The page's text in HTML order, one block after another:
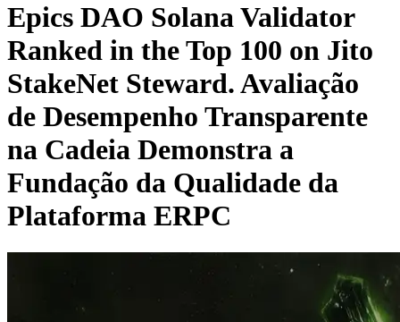
Epics DAO Solana Validator
Ranked in the Top 100 on Jito
StakeNet Steward. Avaliação
de Desempenho Transparente
na Cadeia Demonstra a
Fundação da Qualidade da
Plataforma ERPC